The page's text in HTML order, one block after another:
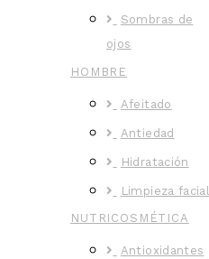
Sombras de
ojos
HOMBRE
Afeitado
Antiedad
Hidratación
Limpieza facial
NUTRICOSMÉTICA
Antioxidantes